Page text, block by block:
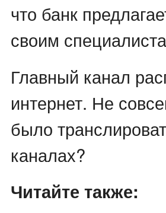
что банк
своим
Главный канал
интернет. Не
было
каналах?
Читайте также: